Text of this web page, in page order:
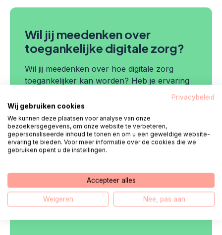
Wil jij meedenken over
toegankelijke digitale zorg?
Wil jij meedenken over hoe digitale zorg
toegankelijker kan worden? Heb je ervaring
met digitale zorg en wil je jouw stem laten
horen? Meld je dan aan voor ons
cliëntenpanel!
We zoeken mensen van verschillende
leeftijden, achtergronden en digitale
vaardigheidsniveaus.
Meld je hier aan
Посилання відкриється в
Privacybeleid
Wij gebruiken cookies
We kunnen deze plaatsen voor analyse van onze
bezoekersgegevens, om onze website te verbeteren,
gepersonaliseerde inhoud te tonen en om u een geweldige website-
ervaring te bieden. Voor meer informatie over de cookies die we
gebruiken opent u de instellingen.
Accepteer alles
Weigeren Nee, pas aan